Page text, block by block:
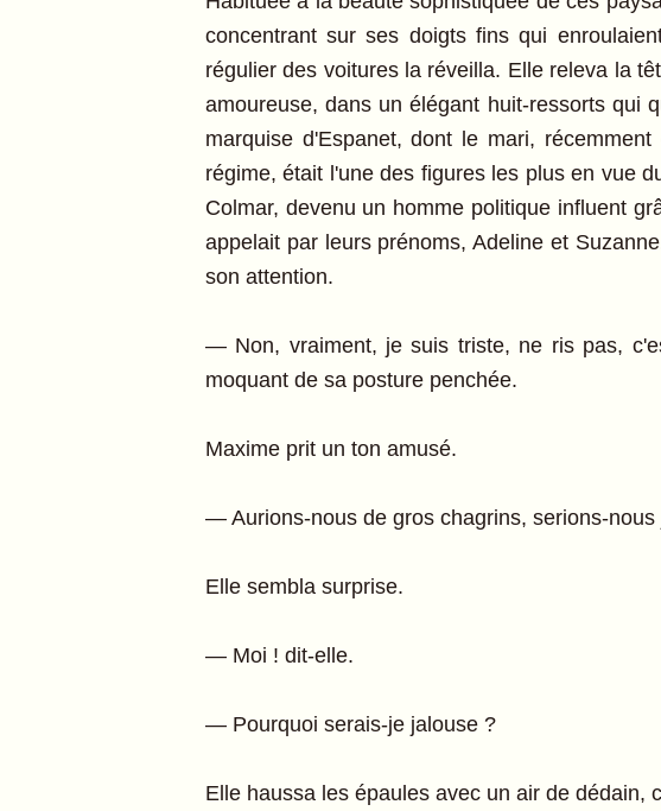
concentrant sur ses doigts fins qui
régulier des voitures la réveilla. Elle releva la
amoureuse, dans un élégant huit-ressorts qui
marquise d'Espanet, dont le mari,
régime, était l'une des figures les plus en vue
Colmar, devenu un homme politique influent
appelait par leurs prénoms, Adeline et
son attention.
— Non, vraiment, je suis triste, ne ris pas,
moquant de sa posture penchée.
Maxime prit un ton amusé.
— Aurions-nous de gros chagrins, serions-nous
Elle sembla surprise.
— Moi ! dit-elle.
— Pourquoi serais-je jalouse ?
Elle haussa les épaules avec un air de dédain,